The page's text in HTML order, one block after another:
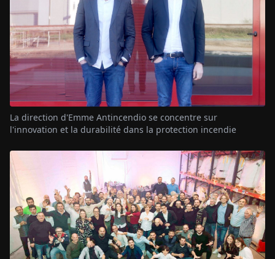
La direction d'Emme Antincendio se concentre sur
l'innovation et la durabilité dans la protection incendie